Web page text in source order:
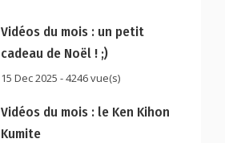
Vidéos du mois : un petit
cadeau de Noël ! ;)
15 Dec 2025 - 4246 vue(s)
Vidéos du mois : le Ken Kihon
Kumite